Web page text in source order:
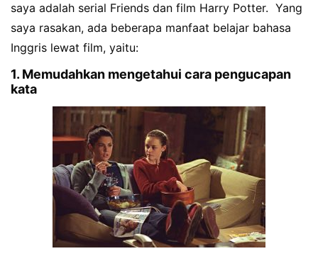
saya adalah serial Friends dan film Harry Potter. Yang
saya rasakan, ada beberapa manfaat belajar bahasa
Inggris lewat film, yaitu:
1. Memudahkan mengetahui cara pengucapan
kata